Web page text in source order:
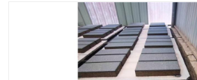
混凝
便道